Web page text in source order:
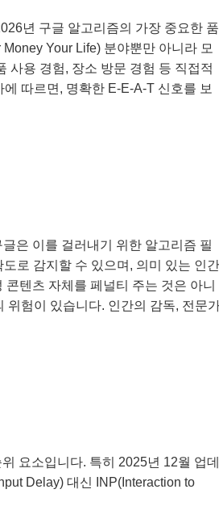
년 구글 알고리즘의 가장 중요한 품
Your Life) 분야뿐만 아니라 모
사용 경험, 장소 방문 경험 등 직접적
따르면, 명확한 E-E-A-T 신호를 보
은 이를 걸러내기 위한 알고리즘 필
로 감지할 수 있으며, 의미 있는 인간
텐츠 자체를 페널티 주는 것은 아니
위험이 있습니다. 인간의 감독, 전문
요소입니다. 특히 2025년 12월 업데
Delay) 대신 INP(Interaction to